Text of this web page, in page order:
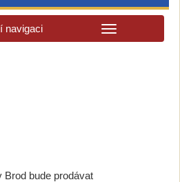
navigaci
bude prodávat